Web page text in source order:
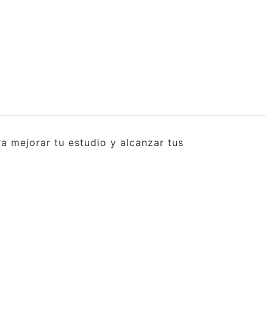
mejorar tu estudio y alcanzar tus